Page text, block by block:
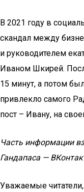
В 2021 году в
скандал между
и руководителем
Иваном Шкирей.
15 минут, а потом
привлекло самого
пост – Ивану, на
Часть информации
Гандапаса —
Уважаемые